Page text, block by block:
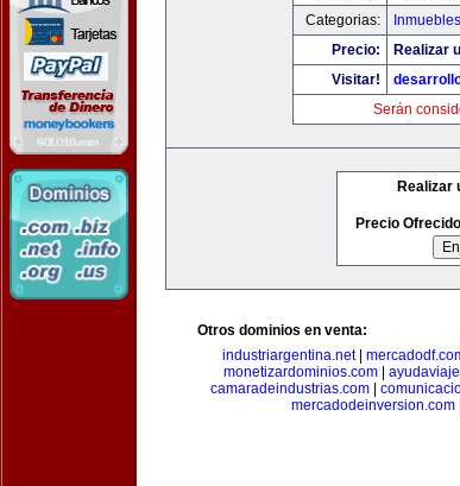
Categorias:
Precio:
Realizar
Visitar!
Serán
Realizar
Precio
Otros dominios en venta:
industriargentina.net|
monetizardominios.com
camaradeindustrias.com|
mercadodeinversion.com|